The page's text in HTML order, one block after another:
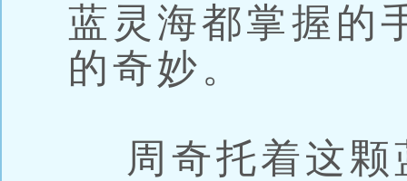
蓝灵海都掌握的
的奇妙。
周奇托着这颗